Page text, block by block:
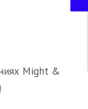
Might &